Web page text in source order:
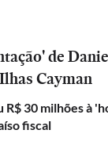
de
Cayman
30 milhões à
fiscal